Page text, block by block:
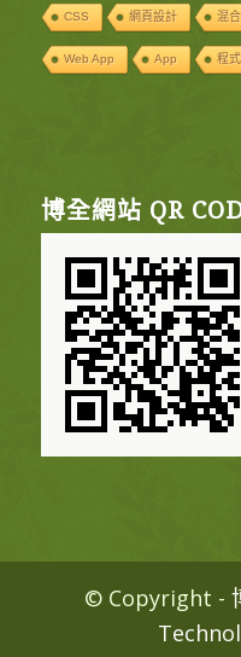
CSS 網頁設計 混
Web App App 程
博全網站 QR
© Copyright -